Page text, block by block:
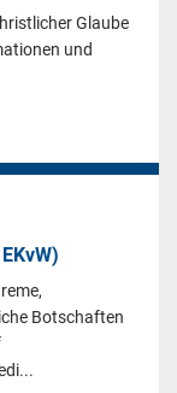
Glaube
und
Botschaften